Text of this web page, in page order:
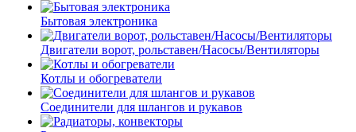
Бытовая электроника
Двигатели ворот, рольставен/Насосы/Вентиляторы
Котлы и обогреватели
Соединители для шлангов и рукавов